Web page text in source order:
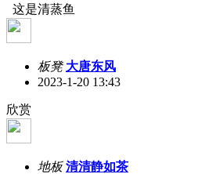
这是清蒸鱼
板凳 大唐东风
2023-1-20 13:43
欣赏
地板 清清静如茶